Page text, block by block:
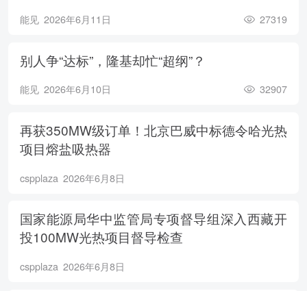
能见 2026年6月11日 27319
别人争“达标”，隆基却忙“超纲”？
能见 2026年6月10日 32907
再获350MW级订单！北京巴威中标德令哈光热
项目熔盐吸热器
cspplaza 2026年6月8日
国家能源局华中监管局专项督导组深入西藏开
投100MW光热项目督导检查
cspplaza 2026年6月8日